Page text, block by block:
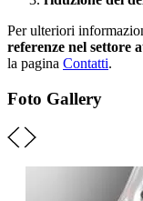
Per ulteriori
referenze nel settore
la pagina Contatti.
Foto Gallery